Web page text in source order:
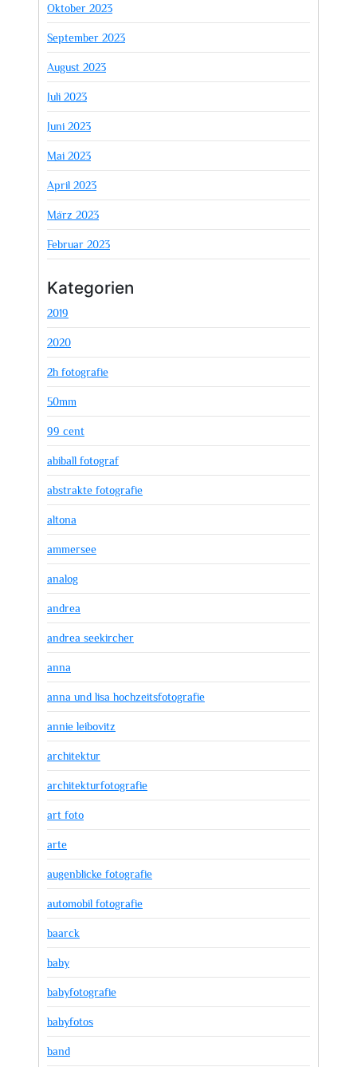
Oktober 2023
September 2023
August 2023
Juli 2023
Juni 2023
Mai 2023
April 2023
März 2023
Februar 2023
Kategorien
2019
2020
2h fotografie
50mm
99 cent
abiball fotograf
abstrakte fotografie
altona
ammersee
analog
andrea
andrea seekircher
anna
anna und lisa hochzeitsfotografie
annie leibovitz
architektur
architekturfotografie
art foto
arte
augenblicke fotografie
automobil fotografie
baarck
baby
babyfotografie
babyfotos
band